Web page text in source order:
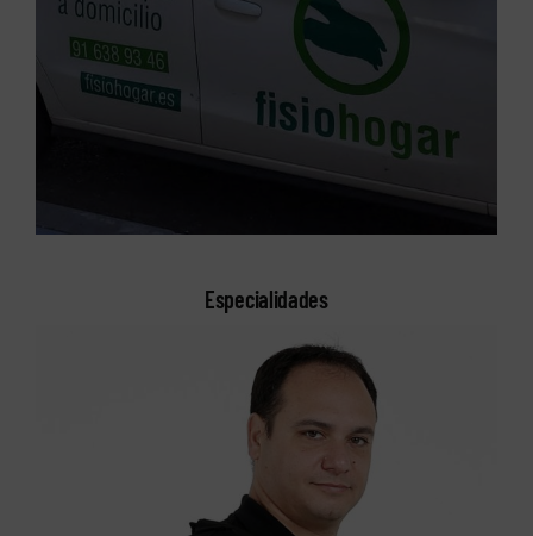
Especialidades